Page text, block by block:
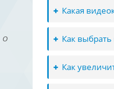
О
Какая
Как
Как